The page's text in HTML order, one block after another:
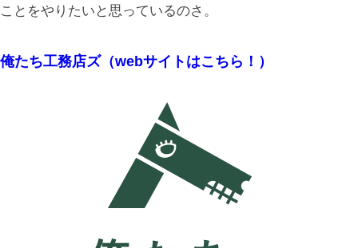
ことをやりたいと思っているのさ。
俺たち工務店ズ（webサイトはこちら！）